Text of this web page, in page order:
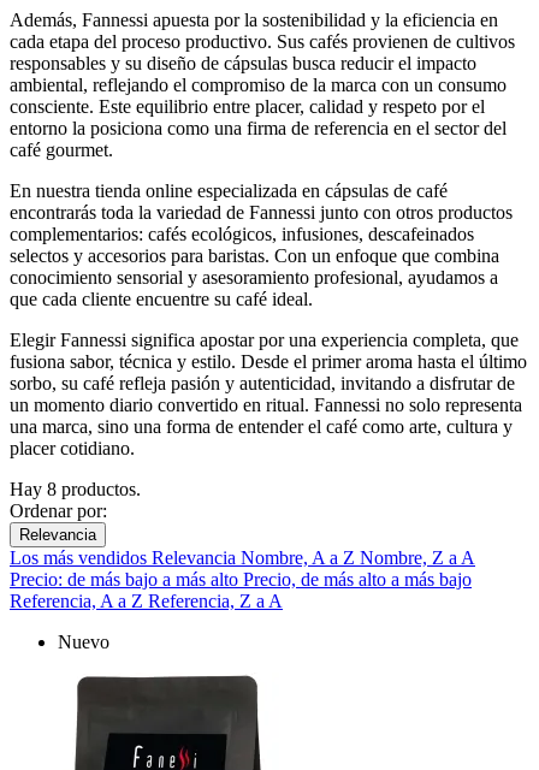
Además, Fannessi apuesta por la sostenibilidad y la eficiencia en
cada etapa del proceso productivo. Sus cafés provienen de cultivos
responsables y su diseño de cápsulas busca reducir el impacto
ambiental, reflejando el compromiso de la marca con un consumo
consciente. Este equilibrio entre placer, calidad y respeto por el
entorno la posiciona como una firma de referencia en el sector del
café gourmet.
En nuestra tienda online especializada en cápsulas de café
encontrarás toda la variedad de Fannessi junto con otros productos
complementarios: cafés ecológicos, infusiones, descafeinados
selectos y accesorios para baristas. Con un enfoque que combina
conocimiento sensorial y asesoramiento profesional, ayudamos a
que cada cliente encuentre su café ideal.
Elegir Fannessi significa apostar por una experiencia completa, que
fusiona sabor, técnica y estilo. Desde el primer aroma hasta el último
sorbo, su café refleja pasión y autenticidad, invitando a disfrutar de
un momento diario convertido en ritual. Fannessi no solo representa
una marca, sino una forma de entender el café como arte, cultura y
placer cotidiano.
Hay 8 productos.
Ordenar por:
Relevancia
Los más vendidos Relevancia Nombre, A a Z Nombre, Z a A
Precio: de más bajo a más alto Precio, de más alto a más bajo
Referencia, A a Z Referencia, Z a A
Nuevo